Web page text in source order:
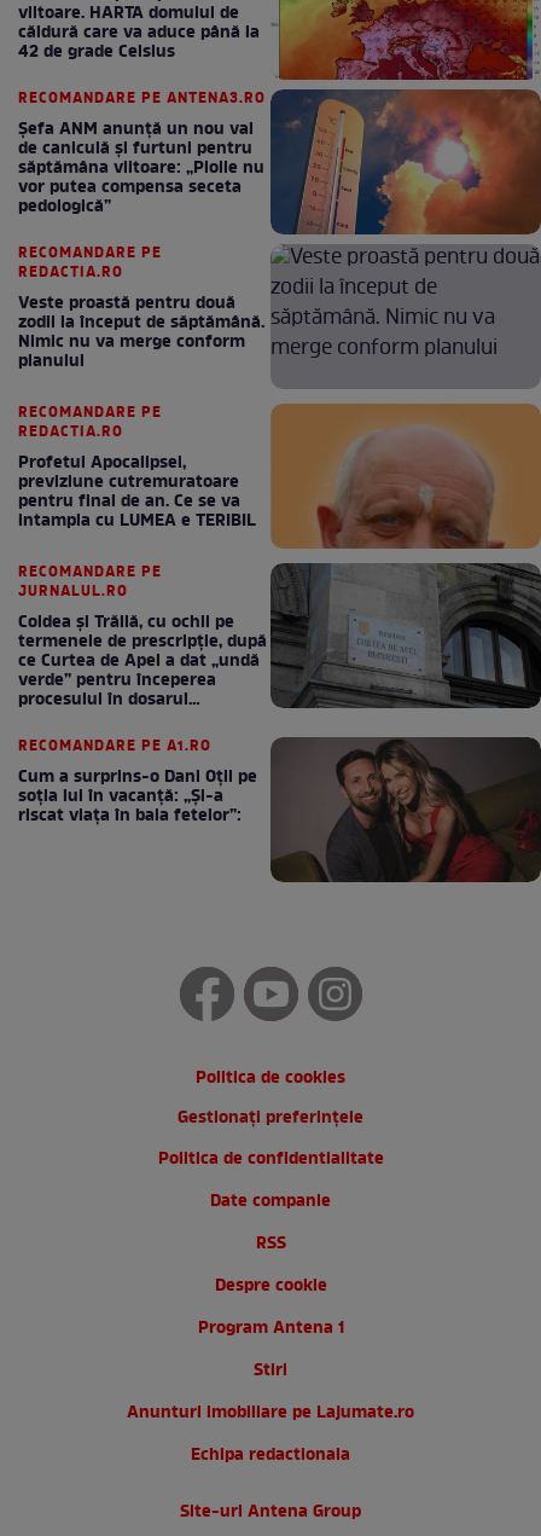
viitoare. HARTA domului de
căldură care va aduce până la
42 de grade Celsius
RECOMANDARE PE ANTENA3.RO
Șefa ANM anunță un nou val
de caniculă și furtuni pentru
săptămâna viitoare: „Ploile nu
vor putea compensa seceta
pedologică”
RECOMANDARE PE
REDACTIA.RO
Veste proastă pentru două
zodii la început de săptămână.
Nimic nu va merge conform
planului
RECOMANDARE PE
REDACTIA.RO
Profetul Apocalipsei,
previziune cutremuratoare
pentru final de an. Ce se va
intampla cu LUMEA e TERIBIL
RECOMANDARE PE
JURNALUL.RO
Coldea și Trăilă, cu ochii pe
termenele de prescripție, după
ce Curtea de Apel a dat „undă
verde” pentru începerea
procesului în dosarul
RECOMANDARE PE A1.RO
Cum a surprins-o Dani Oțil pe
soția lui în vacanță: „Și-a
riscat viața în baia fetelor”:
Politica de cookies
Gestionați preferințele
Politica de confidentialitate
Date companie
RSS
Despre cookie
Program Antena 1
Stiri
Anunturi imobiliare pe Lajumate.ro
Echipa redactionala
Site-uri Antena Group